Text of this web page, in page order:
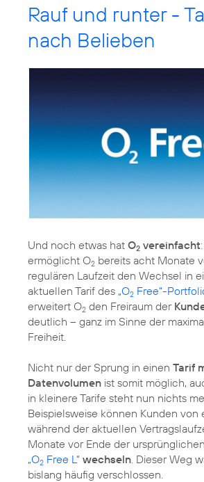
Rauf und runter -
nach Belieben
Und noch etwas hat O2 vereinfacht
ermöglicht O2 bereits acht Monate
regulären Laufzeit den Wechsel in
aktuellen Tarif des „O2 Free“-
erweitert O2 den Freiraum der
deutlich – ganz im Sinne der
Freiheit.
Nicht nur der Sprung in einen Tarif
Datenvolumen ist somit möglich,
in kleinere Tarife steht nun nichts
Beispielsweise können Kunden von
während der aktuellen
Monate vor Ende der
„O2 Free L“ wechseln . Dieser Weg
bislang häufig verschlossen.